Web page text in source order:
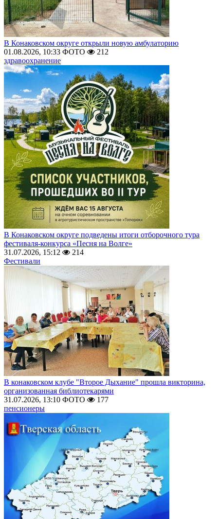
В Конаковском округе открыли новую амбулаторию
01.08.2026, 10:33 ФОТО
212
здравоохранение
В Конаковском округе подведены итоги отборочного тура
фестиваля-конкурса «Песня на Волге»
31.07.2026, 15:12
214
Фестивали
В конаковском клубе "Второе Дыхание" прошла викторина,
организованная библиотекарями
31.07.2026, 13:10 ФОТО
177
пенсионеры